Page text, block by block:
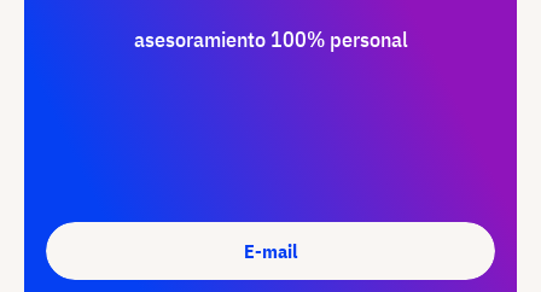
asesoramiento 100% personal
E-mail